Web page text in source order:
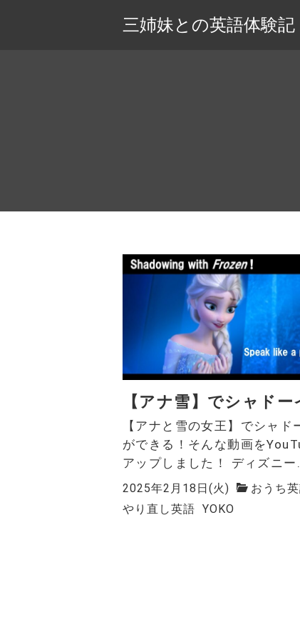
三姉妹との英語体験記
【アナ雪】でシャド
【アナと雪の女王】でシャド
ができる！そんな動画を
アップしました！ ディズニー
2025年2月18日(火) おうち
やり直し英語 YOKO